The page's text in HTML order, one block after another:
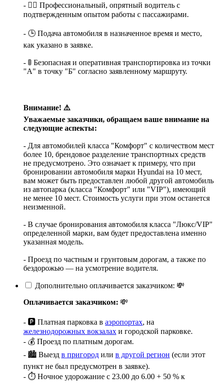
- 👨‍✈️ Профессиональный, опрятный водитель с
подтвержденным опытом работы с пассажирами.
- 🕒 Подача автомобиля в назначенное время и место,
как указано в заявке.
- 🚦 Безопасная и оперативная транспортировка из точки
"А" в точку "Б" согласно заявленному маршруту.
Внимание! ⚠️
Уважаемые заказчики, обращаем ваше внимание на
следующие аспекты:
- Для автомобилей класса "Комфорт" с количеством мест
более 10, брендовое разделение транспортных средств
не предусмотрено. Это означает к примеру, что при
бронировании автомобиля марки Hyundai на 10 мест,
вам может быть предоставлен любой другой автомобиль
из автопарка (класса "Комфорт" или "VIP"), имеющий
не менее 10 мест. Стоимость услуги при этом останется
неизменной.
- В случае бронирования автомобиля класса "Люкс/VIP"
определенной марки, вам будет предоставлена именно
указанная модель.
- Проезд по частным и грунтовым дорогам, а также по
бездорожью — на усмотрение водителя.
Дополнительно оплачивается заказчиком: 💸
Оплачивается заказчиком: 💸
- 🅿️ Платная парковка в аэропортах, на
железнодорожных вокзалах и городской парковке.
- 💰 Проезд по платным дорогам.
- 🏙️ Выезд в пригород или в другой регион (если этот
пункт не был предусмотрен в заявке).
- ⏱️ Ночное удорожание с 23.00 до 6.00 + 50 % к